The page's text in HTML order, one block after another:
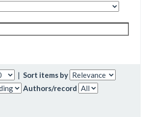
| Sort items by
Authors/record